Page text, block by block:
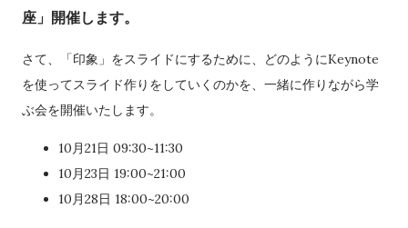
座」開催します。
さて、「印象」をスライドにするために、どのようにKeynote
を使ってスライド作りをしていくのかを、一緒に作りながら学
ぶ会を開催いたします。
10月21日 09:30~11:30
10月23日 19:00~21:00
10月28日 18:00~20:00